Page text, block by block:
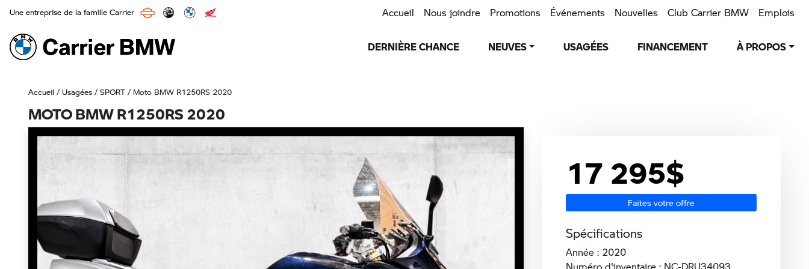
Une entreprise de la famille Carrier Accueil Nous joindre Promotions Événements Nouvelles Club Carrier BMW Emplois
Main Navigation DERNIÈRE CHANCE NEUVES USAGÉES FINANCEMENT À PROPOS
Accueil /Usagées /SPORT / Moto BMW R1250RS 2020
MOTO BMW R1250RS 2020
17 295$
Faites votre offre
Spécifications
Année : 2020
Numéro d'inventaire : NC-DRU34093